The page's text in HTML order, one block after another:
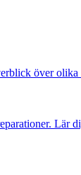
över
Lär